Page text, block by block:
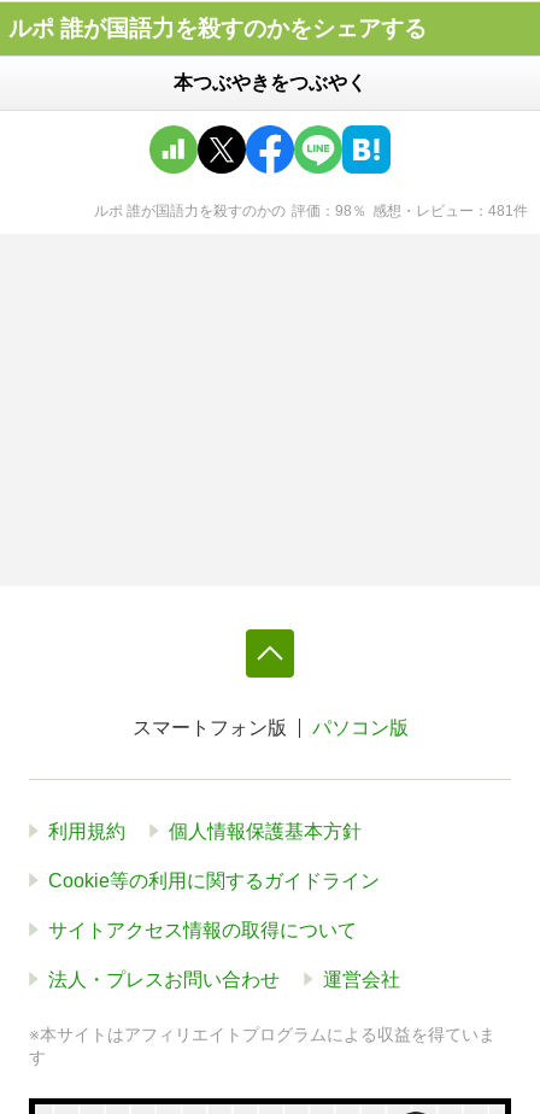
ルポ 誰が国語力を殺すのかをシェアする
本つぶやきをつぶやく
ルポ 誰が国語力を殺すのかの 評価 98 ％ 感想・レビュー 481 件
スマートフォン版 パソコン版
利用規約 個人情報保護基本方針
Cookie等の利用に関するガイドライン
サイトアクセス情報の取得について
法人・プレスお問い合わせ 運営会社
※本サイトはアフィリエイトプログラムによる収益を得ていま
す